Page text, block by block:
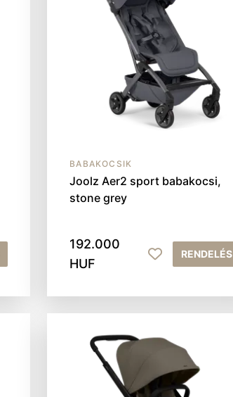
BABAKOCSIK
Joolz Aer2 sport babakocsi,
stone grey
192.000
HUF
RENDELÉS